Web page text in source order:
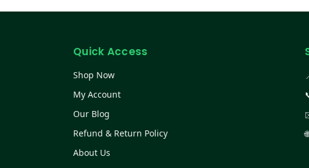
Quick Access
Shop Now
My Account
Our Blog
Refund & Return Policy
About Us